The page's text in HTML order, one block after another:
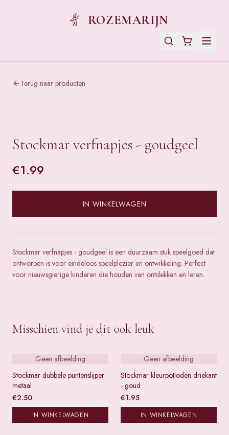
ROZEMARIJN
Terug naar producten
Stockmar verfnapjes - goudgeel
€1.99
IN WINKELWAGEN
Stockmar verfnapjes - goudgeel is een duurzaam stuk speelgoed dat
ontworpen is voor eindeloos speelplezier en ontwikkeling. Perfect
voor nieuwsgierige kinderen die houden van ontdekken en leren.
Misschien vind je dit ook leuk
Geen afbeelding
Stockmar dubbele puntenslijper -
metaal
€2.50
IN WINKELWAGEN
Geen afbeelding
Stockmar kleurpotloden driekant
- goud
€1.95
IN WINKELWAGEN